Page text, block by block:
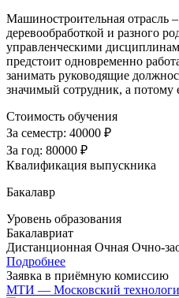
Машиностроительная отрасль
деревообработкой и разного
управленческими
предстоит одновременно
занимать руководящие
значимый сотрудник, а
Стоимость обучения
За семестр: 40000 ₽
За год: 80000 ₽
Квалификация выпускника
Бакалавр
Уровень образования
Бакалавриат
Дистанционная Очная Очно-
Подробнее
Заявка в приёмную комиссию
МТИ — Московский